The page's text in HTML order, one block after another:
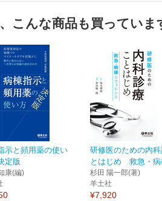
こんな商品も買っていま
示と頻用薬の使い
定版
康(編)
研修医のための内科
とはじめ 救急・病
杉田 陽一郎(著)
羊土社
¥7,920